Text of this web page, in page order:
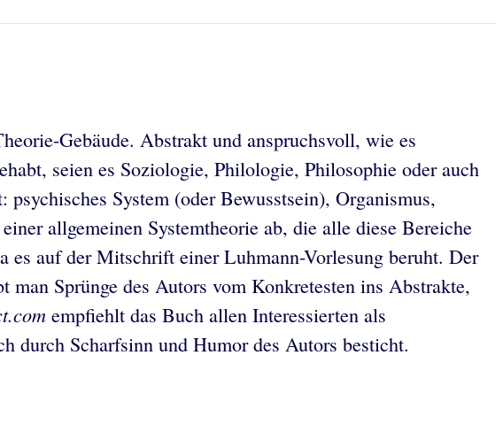
Gebäude. Abstrakt und anspruchsvoll, wie es
seien es Soziologie, Philologie, Philosophie oder auch
System (oder Bewusstsein), Organismus,
allgemeinen Systemtheorie ab, die alle diese Bereiche
auf der Mitschrift einer Luhmann-Vorlesung beruht. Der
Sprünge des Autors vom Konkretesten ins Abstrakte,
empfiehlt das Buch allen Interessierten als
durch Scharfsinn und Humor des Autors besticht.